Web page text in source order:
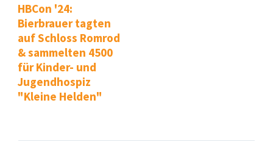
HBCon '24:
Bierbrauer tagten
auf Schloss Romrod
& sammelten 4500
für Kinder- und
Jugendhospiz
"Kleine Helden"